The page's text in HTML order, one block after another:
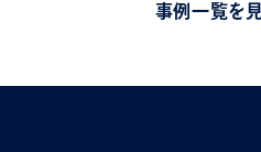
事例一覧を